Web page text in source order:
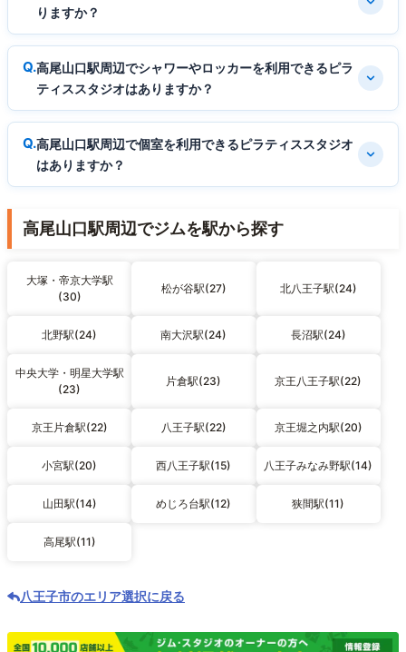
りますか？
高尾山口駅周辺でシャワーやロッカーを利用できるピラ
ティススタジオはありますか？
高尾山口駅周辺で個室を利用できるピラティススタジオ
はありますか？
高尾山口駅周辺でジムを駅から探す
大塚・帝京大学駅
(30)
松が谷駅(27) 北八王子駅(24)
北野駅(24) 南大沢駅(24) 長沼駅(24)
中央大学・明星大学駅
(23)
片倉駅(23) 京王八王子駅(22)
京王片倉駅(22) 八王子駅(22) 京王堀之内駅(20)
小宮駅(20) 西八王子駅(15) 八王子みなみ野駅(14)
山田駅(14) めじろ台駅(12) 狭間駅(11)
高尾駅(11)
八王子市のエリア選択に戻る